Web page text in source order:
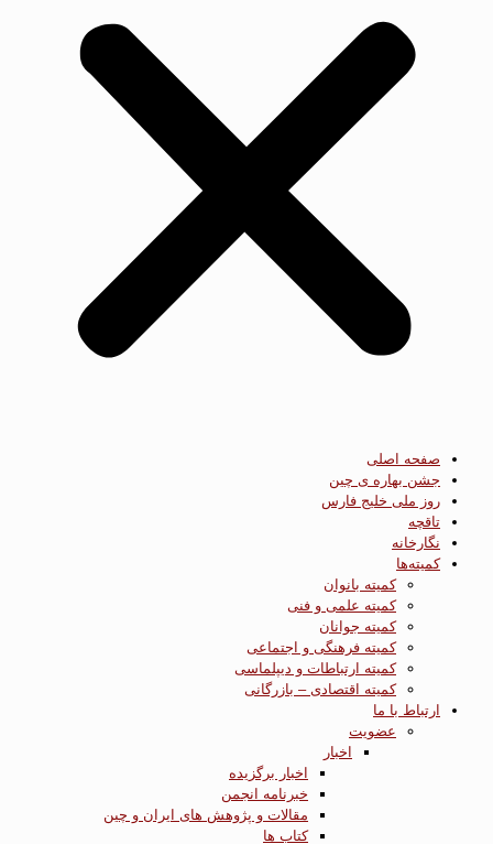
صفحه اصلی
جشن بهاره ی چین
روز ملی خلیج فارس
تاقچه
نگارخانه
کمیته‌ها
کمیته بانوان
کمیته علمی و فنی
کمیته جوانان
کمیته فرهنگی و اجتماعی
کمیته ارتباطات و دیپلماسی
کمیته اقتصادی – بازرگانی
ارتباط با ما
عضویت
اخبار
اخبار برگزیده
خبرنامه انجمن
مقالات و پژوهش های ایران و چین
کتاب ها